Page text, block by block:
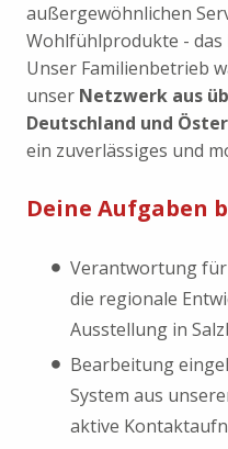
außergewöhnlichen
Wohlfühlprodukte - das
Unser Familienbetrieb
unser Netzwerk aus
Deutschland und
ein zuverlässiges und
Deine Aufgaben
Verantwortung
die regionale
Ausstellung in
Bearbeitung
System aus
aktive